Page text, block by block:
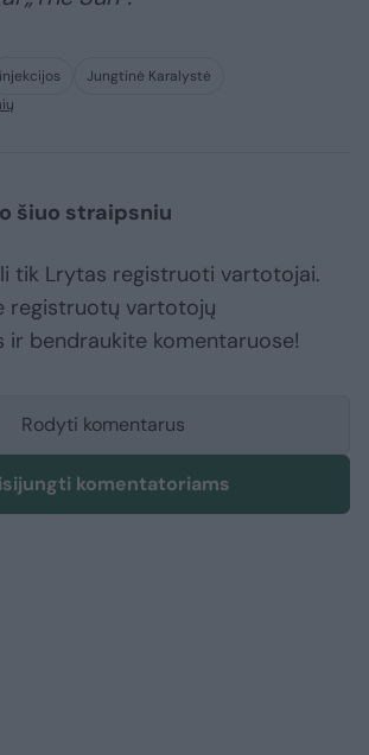
injekcijos
Jungtinė Karalystė
šiuo straipsniu
tik Lrytas registruoti vartotojai.
registruotų vartotojų
ir bendraukite komentaruose!
Rodyti komentarus
komentatoriams